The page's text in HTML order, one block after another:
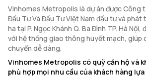
Vinhomes Metropolis là dự án được Công
Đầu Tư Và Đầu Tư Việt Nam đầu tư và phát
ha tại P. Ngọc Khánh Q. Ba Đình TP. Hà
với hệ thống giao thông huyết mạch, giúp
chuyển dễ dàng.
Vinhomes Metropolis có quỹ căn hộ và
phù hợp mọi nhu cầu của khách hàng